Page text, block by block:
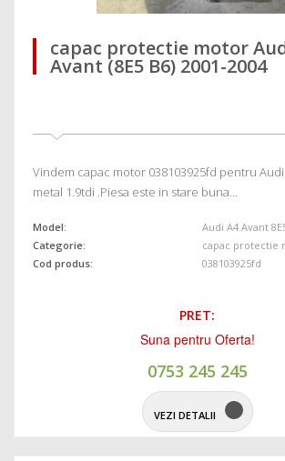
capac protectie motor
Avant (8E5 B6) 2001-2004
Vindem capac motor 038103925fd pentru
metal 1.9tdi .Piesa este in stare buna…
Model:
Categorie:
Cod produs:
Audi A4 Avant
capac protectie
038103925fd
PRET:
Suna pentru Oferta!
0753 245 245
VEZI DETALII